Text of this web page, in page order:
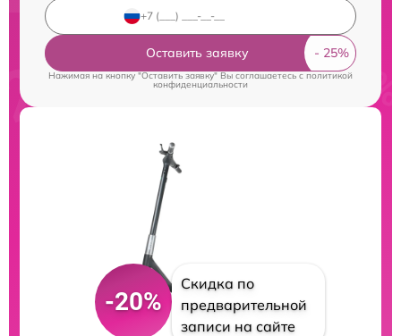
Оставить заявку
Нажимая на кнопку "Оставить заявку" Вы соглашаетесь cполитикой
конфиденциальности
-20%
Скидка по
предварительной
записи на сайте